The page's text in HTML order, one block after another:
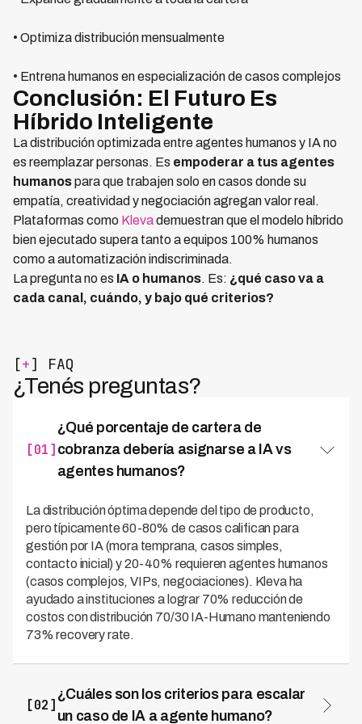
• Optimiza distribución mensualmente
• Entrena humanos en especialización de casos complejos
Conclusión: El Futuro Es
Híbrido Inteligente
La distribución optimizada entre agentes humanos y IA no
es reemplazar personas. Es empoderar a tus agentes
humanospara que trabajen solo en casos donde su
empatía, creatividad y negociación agregan valor real.
Plataformas como Klevademuestran que el modelo híbrido
bien ejecutado supera tanto a equipos 100% humanos
como a automatización indiscriminada.
La pregunta no es IA o humanos. Es: ¿qué caso va a
cada canal, cuándo, y bajo qué criterios?
[+] FAQ
¿Tenés preguntas?
[01]
¿Qué porcentaje de cartera de
cobranza debería asignarse a IA vs
agentes humanos?
La distribución óptima depende del tipo de producto,
pero típicamente 60-80% de casos califican para
gestión por IA (mora temprana, casos simples,
contacto inicial) y 20-40% requieren agentes humanos
(casos complejos, VIPs, negociaciones). Kleva ha
ayudado a instituciones a lograr 70% reducción de
costos con distribución 70/30 IA-Humano manteniendo
73% recovery rate.
[02]
¿Cuáles son los criterios para escalar
un caso de IA a agente humano?